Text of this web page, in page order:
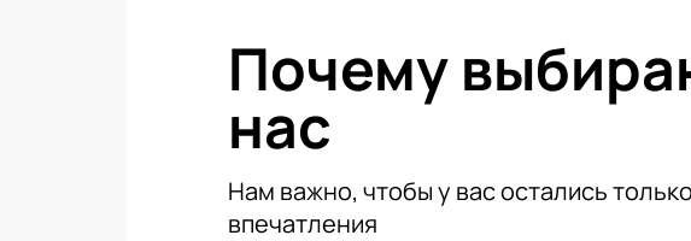
прекрасной музыкой в уютной атмосфере зала
Почему
нас
Нам важно, чтобы у вас остались
впечатления